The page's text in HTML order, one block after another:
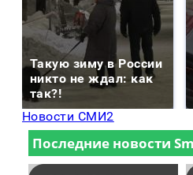
Такую зиму в России
никто не ждал: как
так?!
Новости СМИ2